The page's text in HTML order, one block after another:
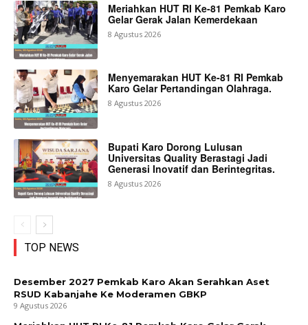
Meriahkan HUT RI Ke-81 Pemkab Karo
Gelar Gerak Jalan Kemerdekaan
8 Agustus 2026
Menyemarakan HUT Ke-81 RI Pemkab
Karo Gelar Pertandingan Olahraga.
8 Agustus 2026
Bupati Karo Dorong Lulusan
Universitas Quality Berastagi Jadi
Generasi Inovatif dan Berintegritas.
8 Agustus 2026
TOP NEWS
Desember 2027 Pemkab Karo Akan Serahkan Aset
RSUD Kabanjahe Ke Moderamen GBKP
9 Agustus 2026